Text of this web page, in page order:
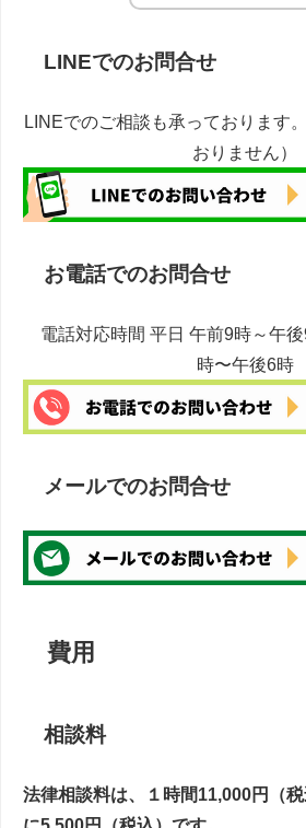
LINEでのお問合せ
LINEでのご相談も承っております
おりません）
お電話でのお問合せ
電話対応時間 平日 午前9時～午
時〜午後6時
メールでのお問合せ
費用
相談料
法律相談料は、１時間11,000円（